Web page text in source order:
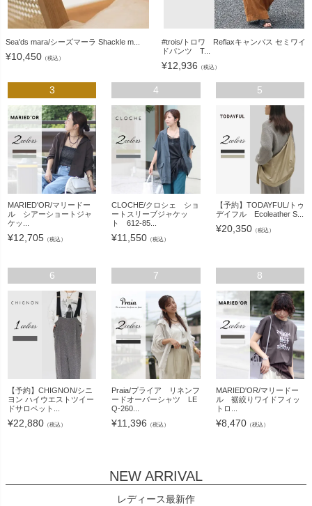
Sea'ds mara/シーズマーラ Shackle m...
¥10,450 （税込）
#trois/トロワ Reflaxキャンバス セミワイ
ドパンツ T...
¥12,936 （税込）
3
MARIED'OR/マリードー
ル シアーショートジャ
ケッ...
¥12,705 （税込）
4
CLOCHE/クロシェ ショ
ートスリーブジャケッ
ト 612-85...
¥11,550 （税込）
5
【予約】TODAYFUL/トゥ
デイフル Ecoleather S...
¥20,350（税込）
6
【予約】CHIGNON/シニ
ヨン ハイウエストツイー
ドサロペット...
¥22,880 （税込）
7
Praia/プライア リネンフ
ードオーバーシャツ LE
Q-260...
¥11,396 （税込）
8
MARIED'OR/マリードー
ル 裾絞りワイドフィッ
トロ...
¥8,470（税込）
NEW ARRIVAL
レディース最新作